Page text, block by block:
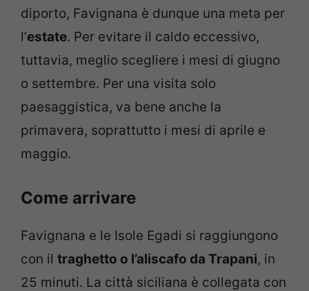
diporto, Favignana è dunque una meta per
l’estate. Per evitare il caldo eccessivo,
tuttavia, meglio scegliere i mesi di giugno
o settembre. Per una visita solo
paesaggistica, va bene anche la
primavera, soprattutto i mesi di aprile e
maggio.
Come arrivare
Favignana e le Isole Egadi si raggiungono
con il traghetto o l’aliscafo da Trapani, in
25 minuti. La città siciliana è collegata con